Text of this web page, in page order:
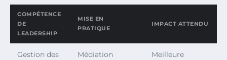
COMPÉTENCE
DE
LEADERSHIP
MISE EN
PRATIQUE
IMPACT ATTENDU
Gestion des
Médiation
Meilleure